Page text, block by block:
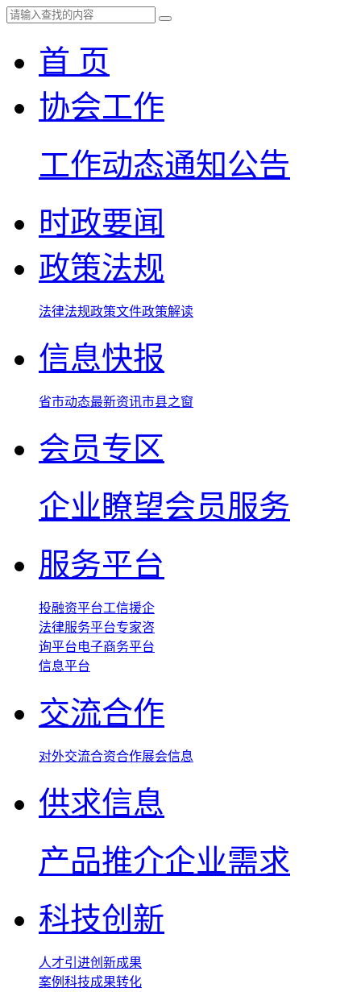
首 页
协会工作
工作动态通知公告
时政要闻
政策法规
法律法规政策文件政策解读
信息快报
省市动态最新资讯市县之窗
会员专区
企业瞭望会员服务
服务平台
投融资平台工信援企
法律服务平台专家咨
询平台电子商务平台
信息平台
交流合作
对外交流合资合作展会信息
供求信息
产品推介企业需求
科技创新
人才引进创新成果
案例 科技成果转化